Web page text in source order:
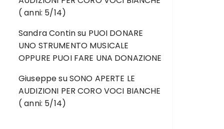
( anni: 5/14)
Sandra Continsu PUOI DONARE
UNO STRUMENTO MUSICALE
OPPURE PUOI FARE UNA DONAZIONE
GiuseppesuSONO APERTE LE
AUDIZIONI PER CORO VOCI BIANCHE
( anni: 5/14)